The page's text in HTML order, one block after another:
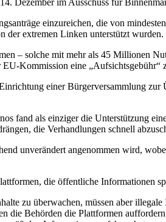
Dezember im Ausschuss für
einzureichen, die von
der extremen Linken unterstützt wurden.
– solche mit mehr als 45 Millionen
Kommission eine „Aufsichtsgebühr“
einer Bürgerversammlung
fand als einziger die Unterstützung
die Verhandlungen schnell
unverändert angenommen wird,
die öffentliche Informationen
zu überwachen, müssen aber
die Behörden die Plattformen